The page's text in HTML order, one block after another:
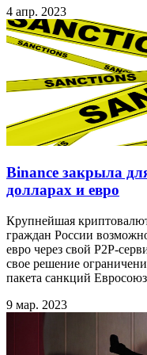
4 апр. 2023
Binance закрыла
долларах и евро
Крупнейшая
граждан России
евро через свой P2P-
свое решение
пакета санкций
9 мар. 2023